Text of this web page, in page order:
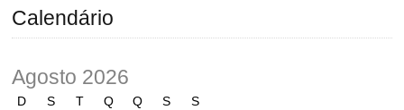
Calendário
Agosto 2026
D S T Q Q S
S